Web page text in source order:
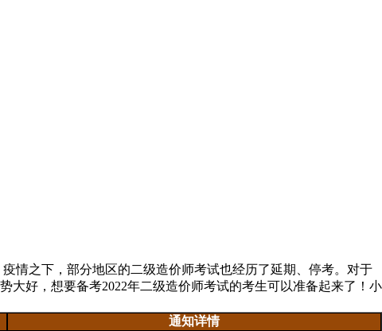
情之下，部分地区的二级造价师考试也经历了延期、停考。对于
大好，想要备考2022年二级造价师考试的考生可以准备起来了！小
通知详情